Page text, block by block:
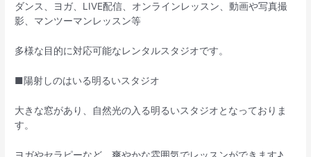
ダンス、ヨガ、LIVE配信、オンラインレッスン、動画や写真撮
影、マンツーマンレッスン等
多様な目的に対応可能なレンタルスタジオです。
■陽射しのはいる明るいスタジオ
大きな窓があり、自然光の入る明るいスタジオとなっておりま
す。
ヨガやセラピーなど、爽やかな雰囲気でレッスンができます♪